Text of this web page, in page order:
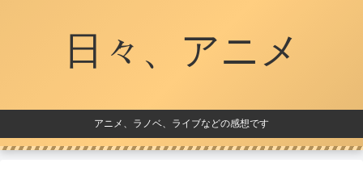
日々、アニメ
アニメ、ラノベ、ライブなどの感想です